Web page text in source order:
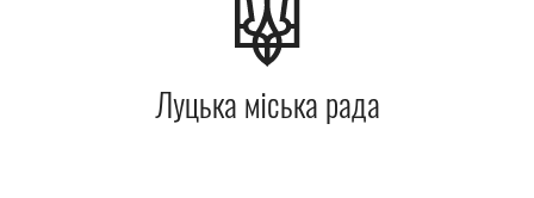
Міська влада
Міська рада
Луцька міська рада